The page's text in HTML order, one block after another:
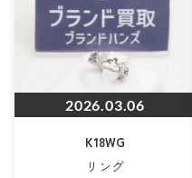
2026.03.06
K18WG
リング